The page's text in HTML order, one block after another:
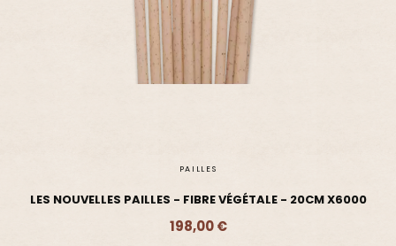
PAILLES
LES NOUVELLES PAILLES - FIBRE VÉGÉTALE - 20CM X6000
198,00 €
Ajouter - 198,00 €